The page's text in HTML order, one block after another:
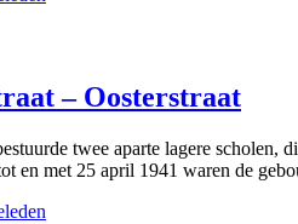
– Oosterstraat
twee aparte lagere scholen,
en met 25 april 1941 waren de